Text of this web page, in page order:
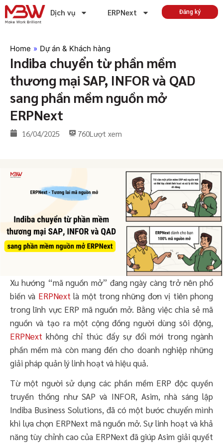
Dịch vụ ERPNext Đăng ký
Home » Dự án & Khách hàng
Indiba chuyển từ phần mềm
thương mại SAP, INFOR và QAD
sang phần mềm nguồn mở
ERPNext
16/04/2025 Lượt xem
760
Xu hướng “mã nguồn mở” đang ngày càng trở nên phổ
biến và ERPNext là một trong những đơn vị tiên phong
trong lĩnh vực ERP mã nguồn mở. Bằng việc chia sẻ mã
nguồn và tạo ra một cộng đồng người dùng sôi động,
ERPNext không chỉ thúc đẩy sự đổi mới trong ngành
phần mềm mà còn mang đến cho doanh nghiệp những
giải pháp quản lý linh hoạt và hiệu quả.
Từ một người sử dụng các phần mềm ERP độc quyền
truyền thống như SAP và INFOR, Asim, nhà sáng lập
Indiba Business Solutions, đã có một bước chuyển mình
khi lựa chọn ERPNext mã nguồn mở. Sự linh hoạt và khả
năng tùy chỉnh cao của ERPNext đã giúp Asim giải quyết